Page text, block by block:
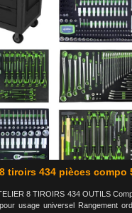
tiroirs 434 pièces compo
8 TIROIRS 434 OUTILS
usage universel Rangement